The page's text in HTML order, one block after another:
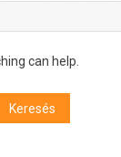
can help.